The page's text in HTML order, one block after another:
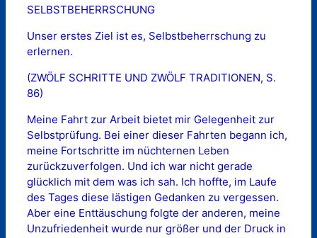
SELBSTBEHERRSCHUNG
Unser erstes Ziel ist es, Selbstbeherrschung zu
erlernen.
(ZWÖLF SCHRITTE UND ZWÖLF TRADITIONEN, S.
86)
Meine Fahrt zur Arbeit bietet mir Gelegenheit zur
Selbstprüfung. Bei einer dieser Fahrten begann ich,
meine Fortschritte im nüchternen Leben
zurückzuverfolgen. Und ich war nicht gerade
glücklich mit dem was ich sah. Ich hoffte, im Laufe
des Tages diese lästigen Gedanken zu vergessen.
Aber eine Enttäuschung folgte der anderen, meine
Unzufriedenheit wurde nur größer und der Druck in